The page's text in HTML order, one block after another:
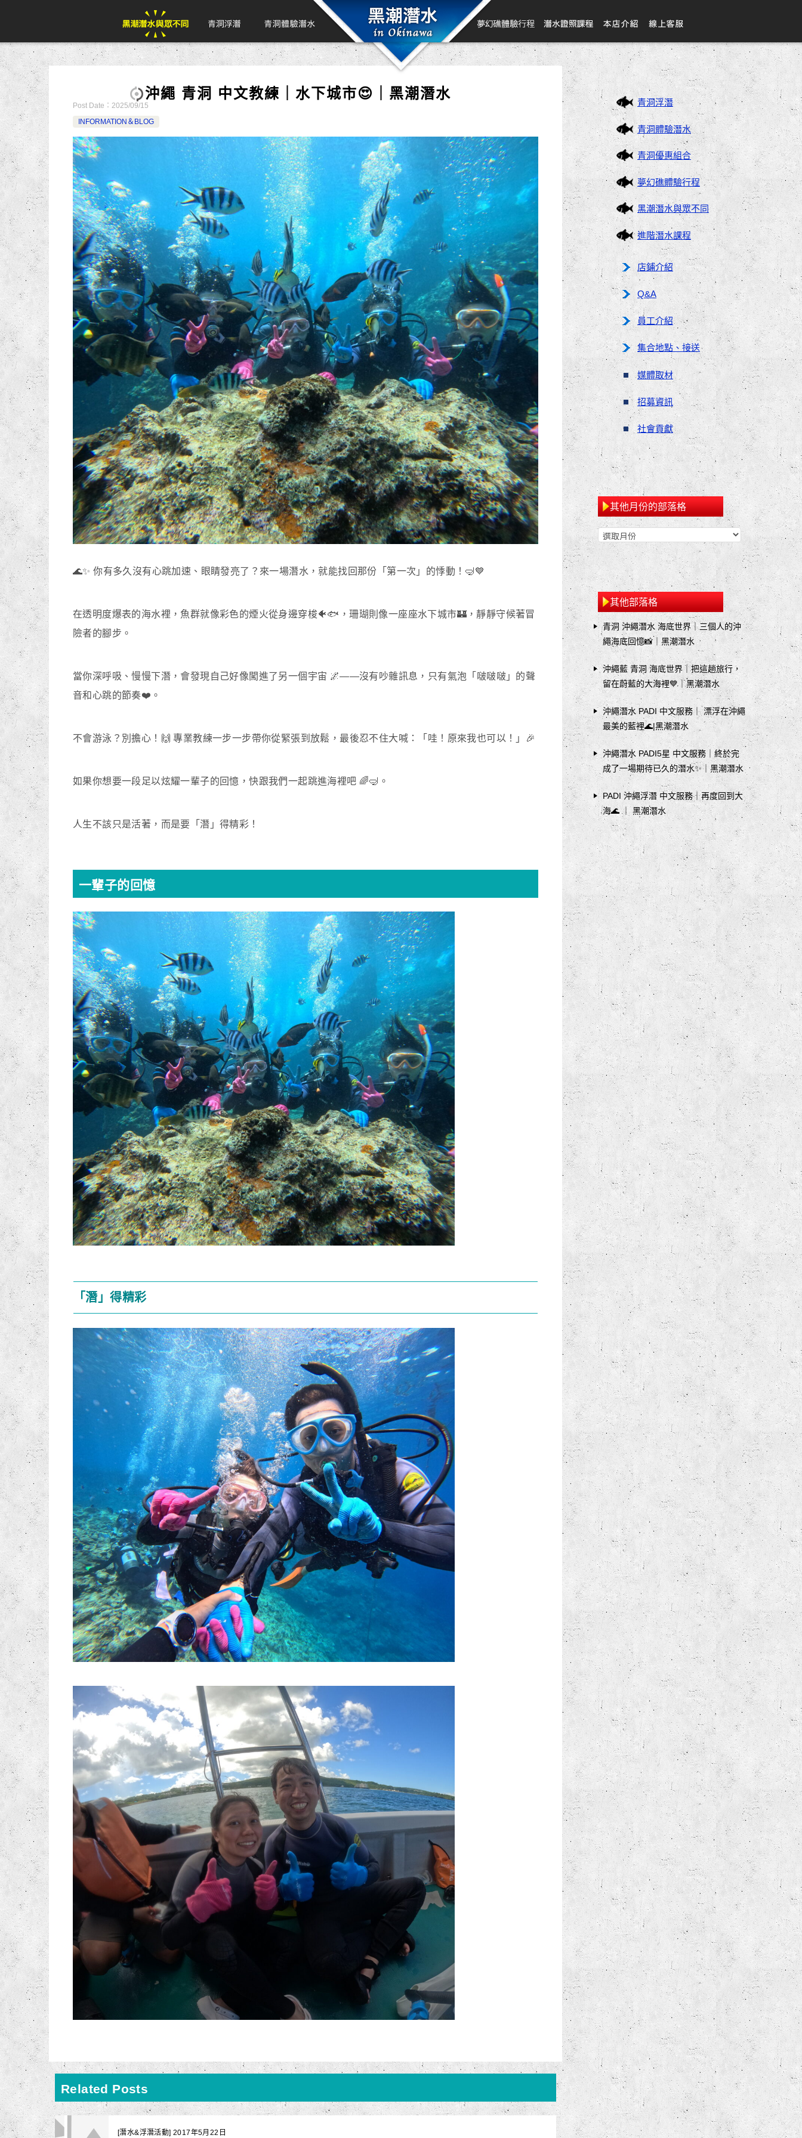
沖繩 青洞 中文教練｜水下城市😍｜黑潮潛水
Post Date： 2025/09/15
INFORMATION＆BLOG
🌊✨ 你有多久沒有心跳加速、眼睛發亮了？來一場潛水，就能找回那份「第一次」的悸動！🤿💙
在透明度爆表的海水裡，魚群就像彩色的煙火從身邊穿梭🐠🐟，珊瑚則像一座座水下城市🏰，靜靜守候著冒
險者的腳步。
當你深呼吸、慢慢下潛，會發現自己好像闖進了另一個宇宙 🌌——沒有吵雜訊息，只有氣泡「啵啵啵」的聲
音和心跳的節奏❤️。
不會游泳？別擔心！🙌 專業教練一步一步帶你從緊張到放鬆，最後忍不住大喊：「哇！原來我也可以！」🎉
如果你想要一段足以炫耀一輩子的回憶，快跟我們一起跳進海裡吧 🌈🤿。
人生不該只是活著，而是要「潛」得精彩！
一輩子的回憶
「潛」得精彩
Related Posts
[潛水&浮潛活動] 2017年5月22日
青洞浮潛
青洞體驗潛水
青洞優惠組合
夢幻礁體驗行程
黑潮潛水與眾不同
進階潛水課程
店鋪介紹
Q&A
員工介紹
集合地點、接送
媒體取材
招募資訊
社會貢獻
其他月份的部落格
其他部落格
青洞 沖繩潛水 海底世界｜三個人的沖
繩海底回憶📸｜黑潮潛水
沖繩藍 青洞 海底世界｜把這趟旅行，
留在蔚藍的大海裡💙｜黑潮潛水
沖繩潛水 PADI 中文服務｜ 漂浮在沖繩
最美的藍裡🌊|黑潮潛水
沖繩潛水 PADI5星 中文服務｜終於完
成了一場期待已久的潛水✨｜黑潮潛水
PADI 沖繩浮潛 中文服務｜再度回到大
海🌊 ｜ 黑潮潛水